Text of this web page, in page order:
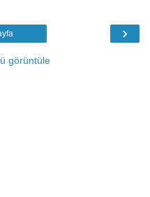
›
görüntüle